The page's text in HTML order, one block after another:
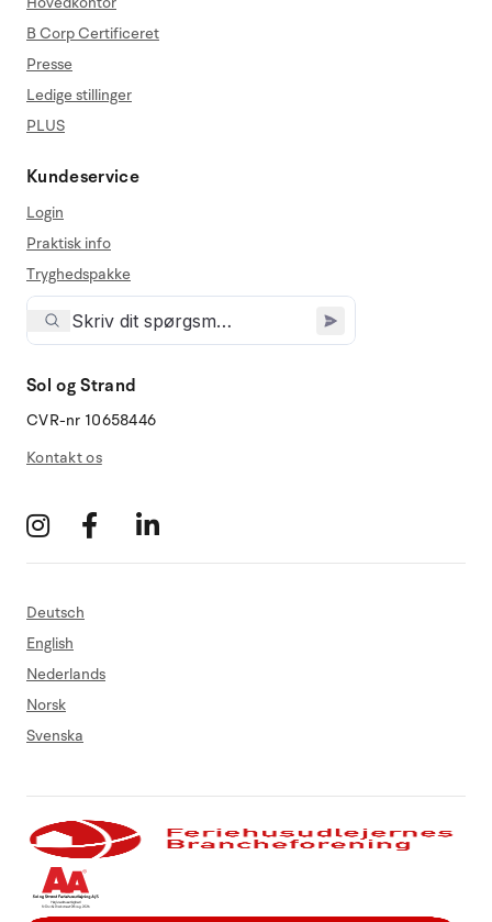
B Corp Certificeret
Presse
Ledige stillinger
PLUS
Kundeservice
Login
Praktisk info
Tryghedspakke
Sol og Strand
CVR-nr 10658446
Kontakt os
Deutsch
English
Nederlands
Norsk
Svenska